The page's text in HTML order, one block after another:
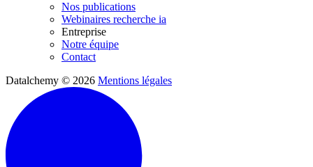
Nos publications
Webinaires recherche ia
Entreprise
Notre équipe
Contact
Datalchemy © 2026 Mentions légales